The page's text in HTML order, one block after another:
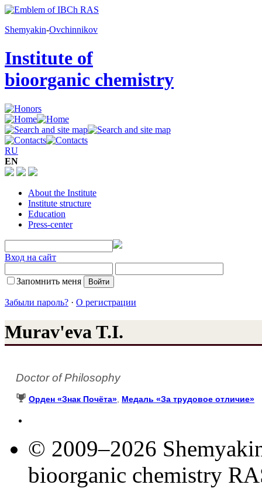
Shemyakin-Ovchinnikov
Institute of
bioorganic chemistry
RU
EN
About the Institute
Institute structure
Education
Press-center
Вход на сайт
Запомнить меня
Забыли пароль? · О регистрации
Murav'eva T.I.
Doctor of Philosophy
Орден «Знак Почёта», Медаль «За трудовое отличие»
© 2009–2026
bioorganic chemistry